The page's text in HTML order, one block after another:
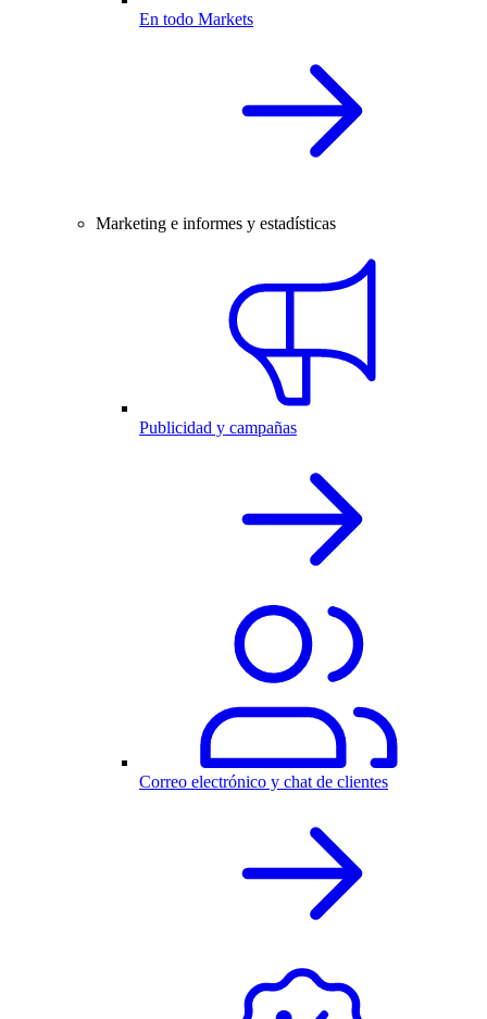
En todo Markets
Marketing e informes y estadísticas
Publicidad y campañas
Correo electrónico y chat de clientes